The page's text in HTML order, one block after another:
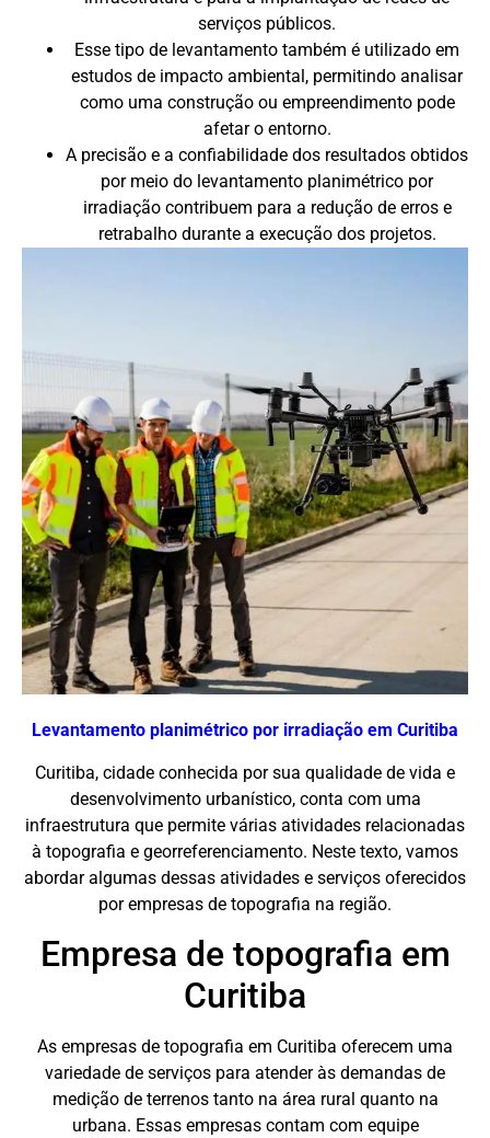
serviços públicos.
Esse tipo de levantamento também é utilizado em
estudos de impacto ambiental, permitindo analisar
como uma construção ou empreendimento pode
afetar o entorno.
A precisão e a confiabilidade dos resultados obtidos
por meio do levantamento planimétrico por
irradiação contribuem para a redução de erros e
retrabalho durante a execução dos projetos.
Levantamento planimétrico por irradiação em Curitiba
Curitiba, cidade conhecida por sua qualidade de vida e
desenvolvimento urbanístico, conta com uma
infraestrutura que permite várias atividades relacionadas
à topografia e georreferenciamento. Neste texto, vamos
abordar algumas dessas atividades e serviços oferecidos
por empresas de topografia na região.
Empresa de topografia em
Curitiba
As empresas de topografia em Curitiba oferecem uma
variedade de serviços para atender às demandas de
medição de terrenos tanto na área rural quanto na
urbana. Essas empresas contam com equipe